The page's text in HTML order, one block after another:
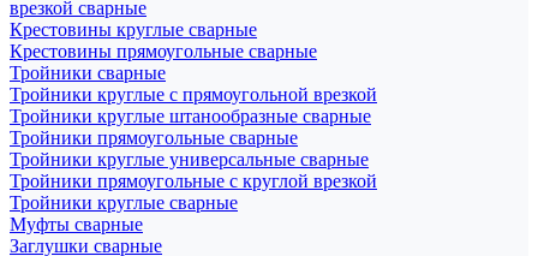
врезкой сварные
Крестовины круглые сварные
Крестовины прямоугольные сварные
Тройники сварные
Тройники круглые с прямоугольной врезкой
Тройники круглые штанообразные сварные
Тройники прямоугольные сварные
Тройники круглые универсальные сварные
Тройники прямоугольные с круглой врезкой
Тройники круглые сварные
Муфты сварные
Заглушки сварные